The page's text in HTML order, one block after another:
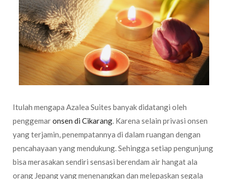
Itulah mengapa Azalea Suites banyak didatangi oleh
penggemaronsen di Cikarang. Karena selain privasi onsen
yang terjamin, penempatannya di dalam ruangan dengan
pencahayaan yang mendukung. Sehingga setiap pengunjung
bisa merasakan sendiri sensasi berendam air hangat ala
orang Jepang yang menenangkan dan melepaskan segala